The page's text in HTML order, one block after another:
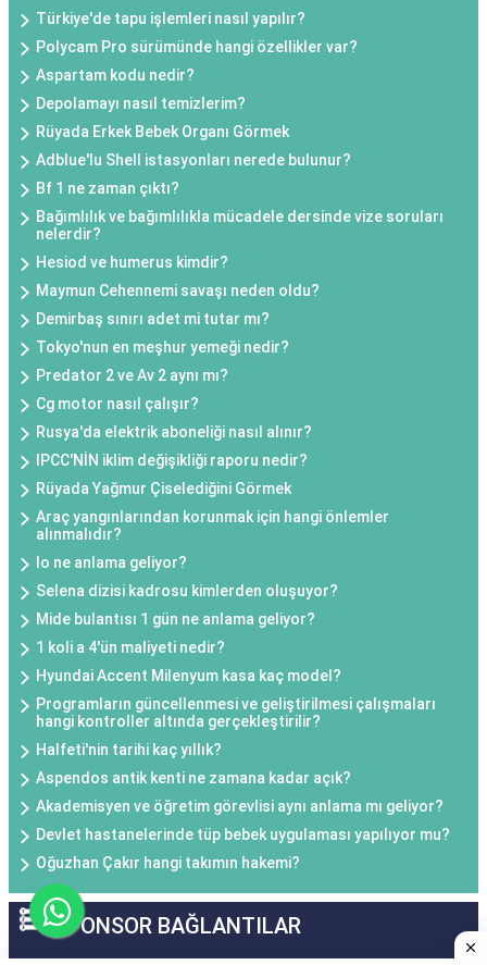
Türkiye'de tapu işlemleri nasıl yapılır?
Polycam Pro sürümünde hangi özellikler var?
Aspartam kodu nedir?
Depolamayı nasıl temizlerim?
Rüyada Erkek Bebek Organı Görmek
Adblue'lu Shell istasyonları nerede bulunur?
Bf 1 ne zaman çıktı?
Bağımlılık ve bağımlılıkla mücadele dersinde vize soruları
nelerdir?
Hesiod ve humerus kimdir?
Maymun Cehennemi savaşı neden oldu?
Demirbaş sınırı adet mi tutar mı?
Tokyo'nun en meşhur yemeği nedir?
Predator 2 ve Av 2 aynı mı?
Cg motor nasıl çalışır?
Rusya'da elektrik aboneliği nasıl alınır?
IPCC'NİN iklim değişikliği raporu nedir?
Rüyada Yağmur Çiselediğini Görmek
Araç yangınlarından korunmak için hangi önlemler
alınmalıdır?
Io ne anlama geliyor?
Selena dizisi kadrosu kimlerden oluşuyor?
Mide bulantısı 1 gün ne anlama geliyor?
1 koli a 4'ün maliyeti nedir?
Hyundai Accent Milenyum kasa kaç model?
Programların güncellenmesi ve geliştirilmesi çalışmaları
hangi kontroller altında gerçekleştirilir?
Halfeti'nin tarihi kaç yıllık?
Aspendos antik kenti ne zamana kadar açık?
Akademisyen ve öğretim görevlisi aynı anlama mı geliyor?
Devlet hastanelerinde tüp bebek uygulaması yapılıyor mu?
Oğuzhan Çakır hangi takımın hakemi?
SPONSOR BAĞLANTILAR